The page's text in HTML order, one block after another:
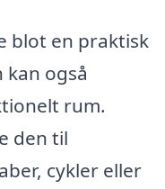
blot en praktisk
også
rum.
den til
cykler eller